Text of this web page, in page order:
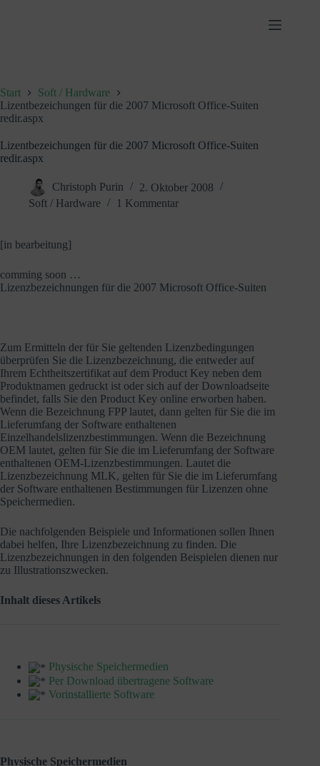
Start
Soft / Hardware
Lizentbezeichungen für die 2007 Microsoft Office-Suiten
redir.aspx
Lizentbezeichungen für die 2007 Microsoft Office-Suiten
redir.aspx
Christoph Purin
2. Oktober 2008
Soft / Hardware
1 Kommentar
[in bearbeitung]
comming soon …
Lizenzbezeichnungen für die 2007 Microsoft Office-Suiten
Zum Ermitteln der für Sie geltenden Lizenzbedingungen
überprüfen Sie die Lizenzbezeichnung, die entweder auf
Ihrem Echtheitszertifikat auf dem Product Key neben dem
Produktnamen gedruckt ist oder sich auf der Downloadseite
befindet, falls Sie den Product Key online erworben haben.
Wenn die Bezeichnung FPP lautet, dann gelten für Sie die im
Lieferumfang der Software enthaltenen
Einzelhandelslizenzbestimmungen. Wenn die Bezeichnung
OEM lautet, gelten für Sie die im Lieferumfang der Software
enthaltenen OEM-Lizenzbestimmungen. Lautet die
Lizenzbezeichnung MLK, gelten für Sie die im Lieferumfang
der Software enthaltenen Bestimmungen für Lizenzen ohne
Speichermedien.
Die nachfolgenden Beispiele und Informationen sollen Ihnen
dabei helfen, Ihre Lizenzbezeichnung zu finden. Die
Lizenzbezeichnungen in den folgenden Beispielen dienen nur
zu Illustrationszwecken.
Inhalt dieses Artikels
Physische Speichermedien
Per Download übertragene Software
Vorinstallierte Software
Physische Speichermedien